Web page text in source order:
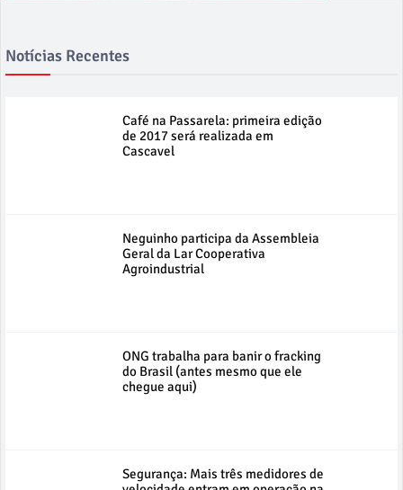
Notícias Recentes
Café na Passarela: primeira edição
de 2017 será realizada em
Cascavel
Neguinho participa da Assembleia
Geral da Lar Cooperativa
Agroindustrial
ONG trabalha para banir o fracking
do Brasil (antes mesmo que ele
chegue aqui)
Segurança: Mais três medidores de